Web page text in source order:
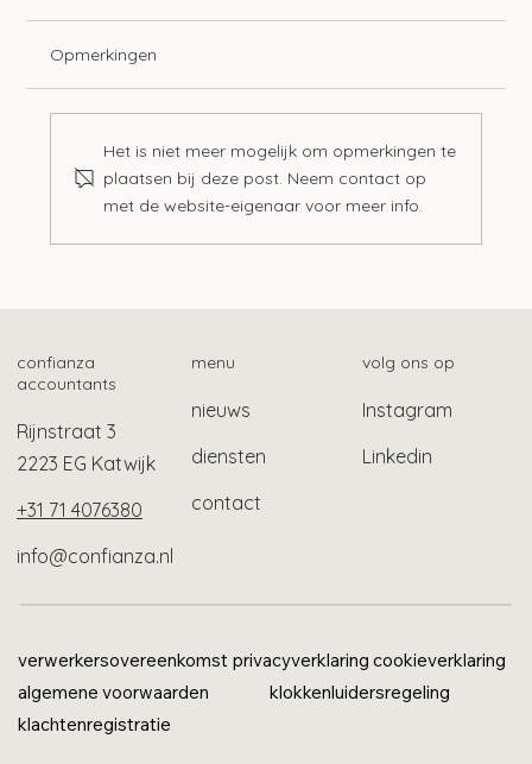
Opmerkingen
Het is niet meer mogelijk om opmerkingen te
plaatsen bij deze post. Neem contact op
met de website-eigenaar voor meer info.
confianza
accountants
Rijnstraat 3
2223 EG Katwijk
+31 71 4076380
info@confianza.nl
menu
nieuws
diensten
contact
volg ons op
Instagram
Linkedin
verwerkersovereenkomst privacyverklaring cookieverklaring
algemene voorwaarden
klokkenluidersregeling
klachtenregistratie